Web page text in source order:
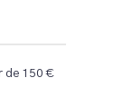
de 150 €